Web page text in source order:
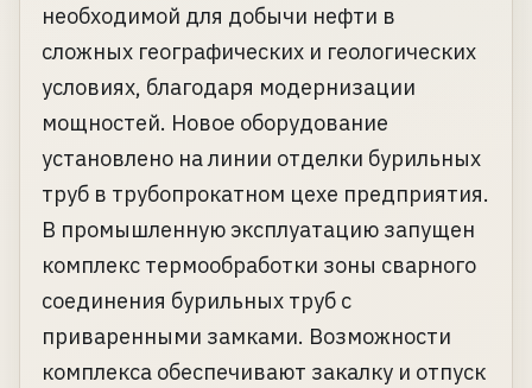
необходимой для добычи нефти в
сложных географических и геологических
условиях, благодаря модернизации
мощностей. Новое оборудование
установлено на линии отделки бурильных
труб в трубопрокатном цехе предприятия.
В промышленную эксплуатацию запущен
комплекс термообработки зоны сварного
соединения бурильных труб с
приваренными замками. Возможности
комплекса обеспечивают закалку и отпуск